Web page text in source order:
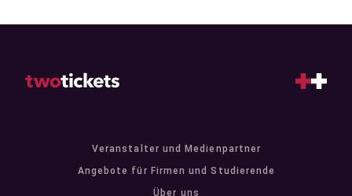
Veranstalter und Medienpartner
Angebote für Firmen und Studierende
Über uns